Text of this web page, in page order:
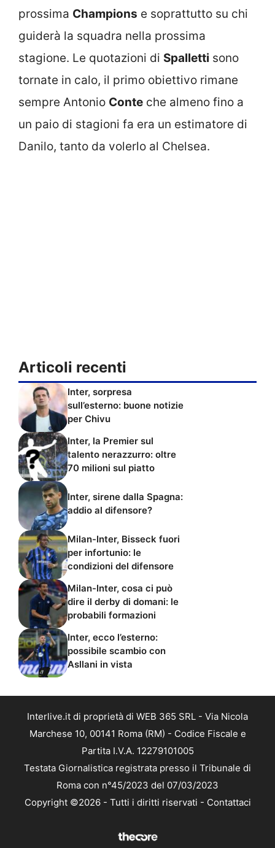
prossima Champions e soprattutto su chi
guiderà la squadra nella prossima
stagione. Le quotazioni di Spalletti sono
tornate in calo, il primo obiettivo rimane
sempre Antonio Conte che almeno fino a
un paio di stagioni fa era un estimatore di
Danilo, tanto da volerlo al Chelsea.
Articoli recenti
Inter, sorpresa
sull’esterno: buone notizie
per Chivu
Inter, la Premier sul
talento nerazzurro: oltre
70 milioni sul piatto
Inter, sirene dalla Spagna:
addio al difensore?
Milan-Inter, Bisseck fuori
per infortunio: le
condizioni del difensore
Milan-Inter, cosa ci può
dire il derby di domani: le
probabili formazioni
Inter, ecco l’esterno:
possibile scambio con
Asllani in vista
Interlive.it di proprietà di WEB 365 SRL - Via Nicola
Marchese 10, 00141 Roma (RM) - Codice Fiscale e
Partita I.V.A. 12279101005
Testata Giornalistica registrata presso il Tribunale di
Roma con n°45/2023 del 07/03/2023
Copyright ©2026 - Tutti i diritti riservati - Contattaci